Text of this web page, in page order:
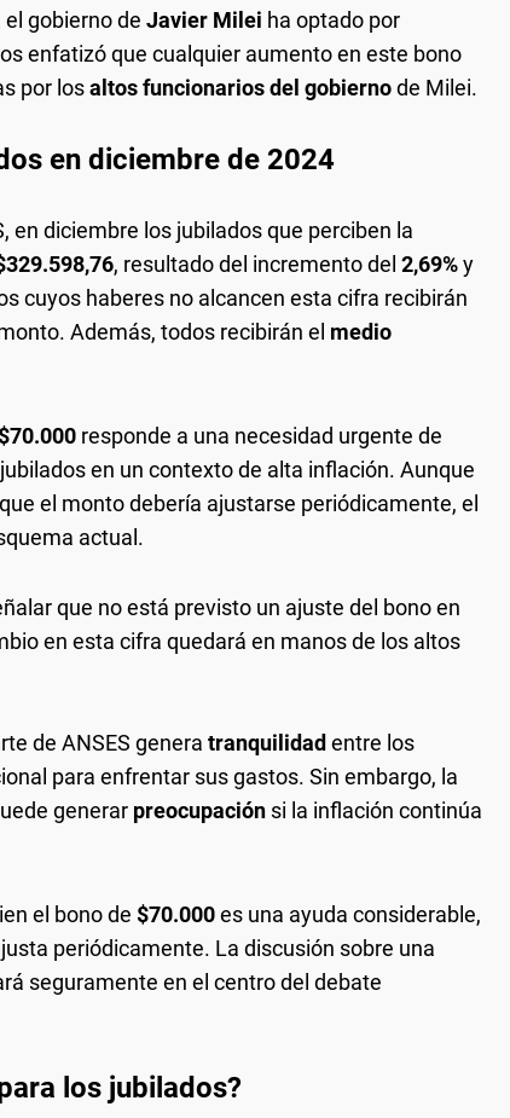
gobierno de Javier Milei ha optado por
enfatizó que cualquier aumento en este bono
por losaltos funcionarios del gobiernode Milei.
en diciembre de 2024
en diciembre los jubilados que perciben la
, resultado del incremento del 2,69%y
cuyos haberes no alcancen esta cifra recibirán
Además, todos recibirán el medio
responde a una necesidad urgente de
en un contexto de alta inflación. Aunque
el monto debería ajustarse periódicamente, el
actual.
que no está previsto un ajuste del bono en
en esta cifra quedará en manos de los altos
de ANSES genera tranquilidadentre los
para enfrentar sus gastos. Sin embargo, la
generar preocupación si la inflación continúa
el bono de $70.000es una ayuda considerable,
periódicamente. La discusión sobre una
seguramente en el centro del debate
los jubilados?